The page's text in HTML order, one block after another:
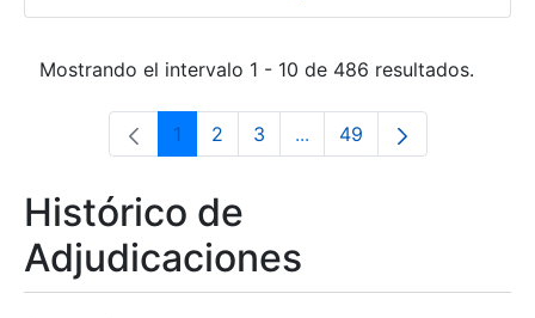
Mostrando el intervalo 1 - 10 de 486 resultados.
Página
1 Página
2 Página
3 ...Páginas intermedias Use
Página
49
Histórico de
Adjudicaciones